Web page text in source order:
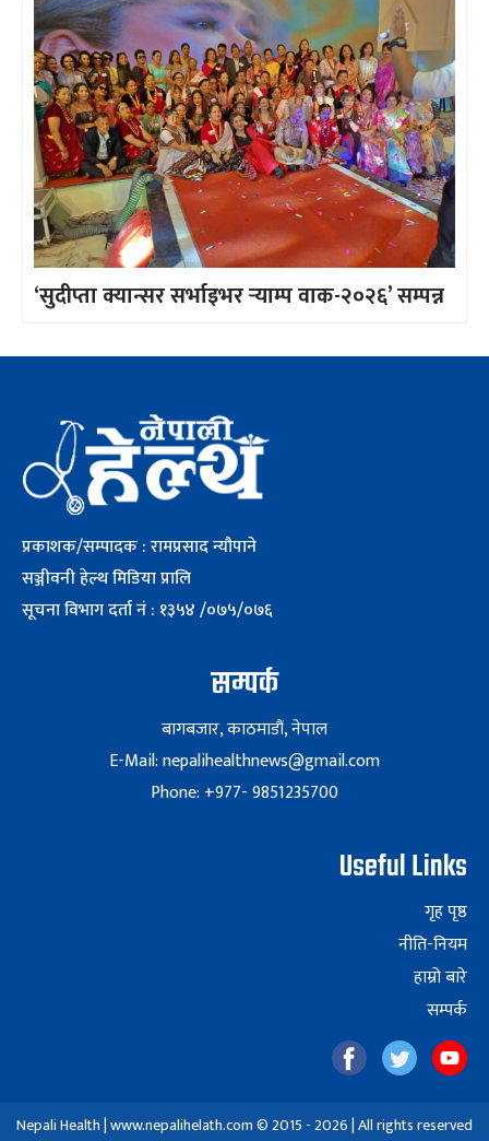
‘सुदीप्ता क्यान्सर सर्भाइभर र्‍याम्प वाक-२०२६’ सम्पन्न
प्रकाशक/सम्पादक : रामप्रसाद न्यौपाने
सञ्जीवनी हेल्थ मिडिया प्रालि
सूचना विभाग दर्ता नं : १३५४ /०७५/०७६
सम्पर्क
बागबजार, काठमाडौं, नेपाल
E-Mail: nepalihealthnews@gmail.com
Phone: +977- 9851235700
Useful Links
गृह पृष्ठ
नीति-नियम
हाम्रो बारे
सम्पर्क
Nepali Health | www.nepalihelath.com © 2015 - 2026 | All rights reserved